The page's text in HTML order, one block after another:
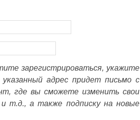
зарегистрироваться, укажите
адрес придет письмо с
где вы сможете изменить свои
т.д., а также подписку на новые